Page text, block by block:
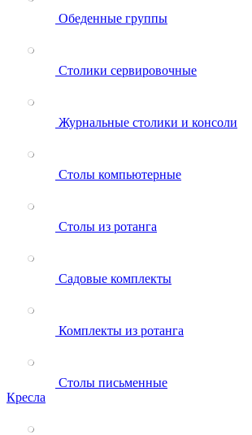
Обеденные группы
Столики сервировочные
Журнальные столики и консоли
Столы компьютерные
Столы из ротанга
Садовые комплекты
Комплекты из ротанга
Столы письменные
Кресла